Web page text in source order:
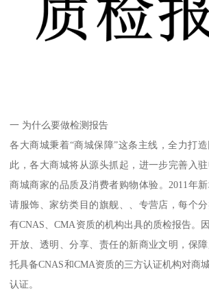
一 为什么要做检测报告
各大商城秉着“商城保障”这条主线，全力打
此，各大商城将从源头抓起，进一步完善入
商城商家的品质及消费者购物体验。2011年
请服饰、家纺类目的旗舰、、专营店，每个
有CNAS、CMA资质的机构出具的质检报告。
开放、透明、分享、责任的新商业文明，保
托具备CNAS和CMA资质的三方认证机构对商
认证。